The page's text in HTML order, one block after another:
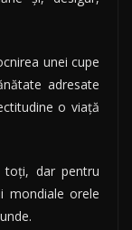
unei cupe
adresate
o viaţă
toţi, dar pentru
mondiale orele